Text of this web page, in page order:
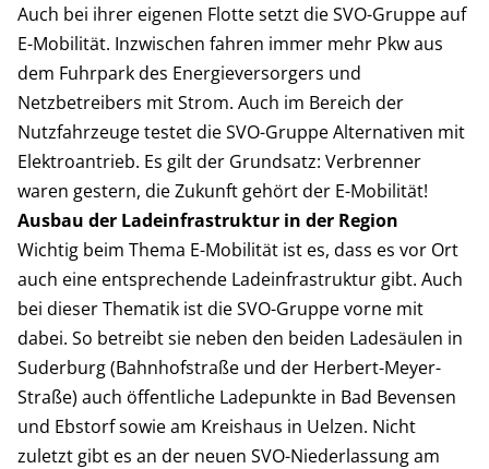
Auch bei ihrer eigenen Flotte setzt die SVO-Gruppe auf
E-Mobilität. Inzwischen fahren immer mehr Pkw aus
dem Fuhrpark des Energieversorgers und
Netzbetreibers mit Strom. Auch im Bereich der
Nutzfahrzeuge testet die SVO-Gruppe Alternativen mit
Elektroantrieb. Es gilt der Grundsatz: Verbrenner
waren gestern, die Zukunft gehört der E-Mobilität!
Ausbau der Ladeinfrastruktur in der Region
Wichtig beim Thema E-Mobilität ist es, dass es vor Ort
auch eine entsprechende Ladeinfrastruktur gibt. Auch
bei dieser Thematik ist die SVO-Gruppe vorne mit
dabei. So betreibt sie neben den beiden Ladesäulen in
Suderburg (Bahnhofstraße und der Herbert-Meyer-
Straße) auch öffentliche Ladepunkte in Bad Bevensen
und Ebstorf sowie am Kreishaus in Uelzen. Nicht
zuletzt gibt es an der neuen SVO-Niederlassung am